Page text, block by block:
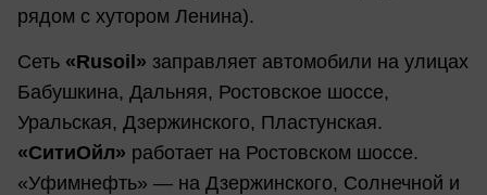
рядом с хутором Ленина).
Сеть «Rusoil» заправляет автомобили на улицах
Бабушкина, Дальняя, Ростовское шоссе,
Уральская, Дзержинского, Пластунская.
«СитиОйл» работает на Ростовском шоссе.
«Уфимнефть» — на Дзержинского, Солнечной и